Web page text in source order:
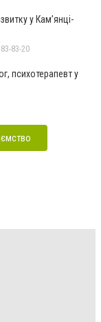
у Кам’янці-
83-20
психотерапевт у